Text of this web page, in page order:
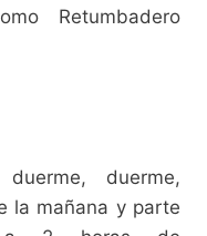
Retumbadero
duerme,
la mañana y parte